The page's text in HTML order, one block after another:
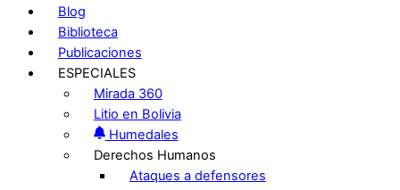
Blog
Biblioteca
Publicaciones
ESPECIALES
Mirada 360
Litio en Bolivia
Humedales
Derechos Humanos
Ataques a defensores